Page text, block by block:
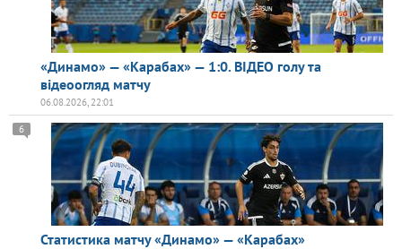
«Динамо» — «Карабах» — 1:0. ВІДЕО голу та
відеоогляд матчу
06.08.2026, 22:01
Статистика матчу «Динамо» — «Карабах»
6